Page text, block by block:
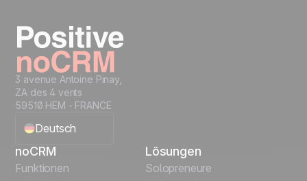
3 avenue Antoine Pinay,
ZA des 4 vents
59510 HEM - FRANCE
Deutsch
English
noCRM
Funktionen
Lösungen
Solopreneure